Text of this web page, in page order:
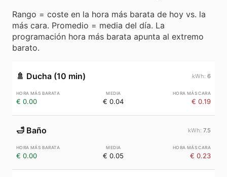
Rango = coste en la hora más barata de hoy vs. la
más cara. Promedio = media del día. La
programación hora más barata apunta al extremo
barato.
🚿 Ducha (10 min) 6
€ 0.00 € 0.04 € 0.19
🛁 Baño 7.5
€ 0.00 € 0.05 € 0.23